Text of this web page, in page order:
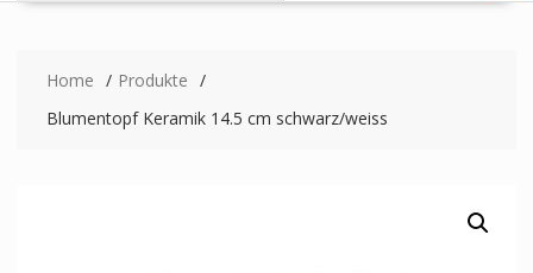
Home
Produkte
Blumentopf Keramik 14.5 cm schwarz/weiss